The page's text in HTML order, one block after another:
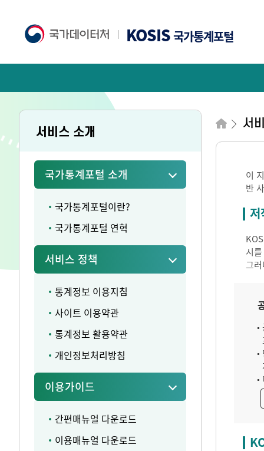
KOSIS국가통계포털
서비스 소개
국가통계포털 소개
국가통계포털이란?
국가통계포털 연혁
서비스 정책
통계정보 이용지침
사이트 이용약관
통계정보 활용약관
개인정보처리방침
이용가이드
간편매뉴얼 다운로드
이용매뉴얼 다운로드
서
이
반
저
시
그